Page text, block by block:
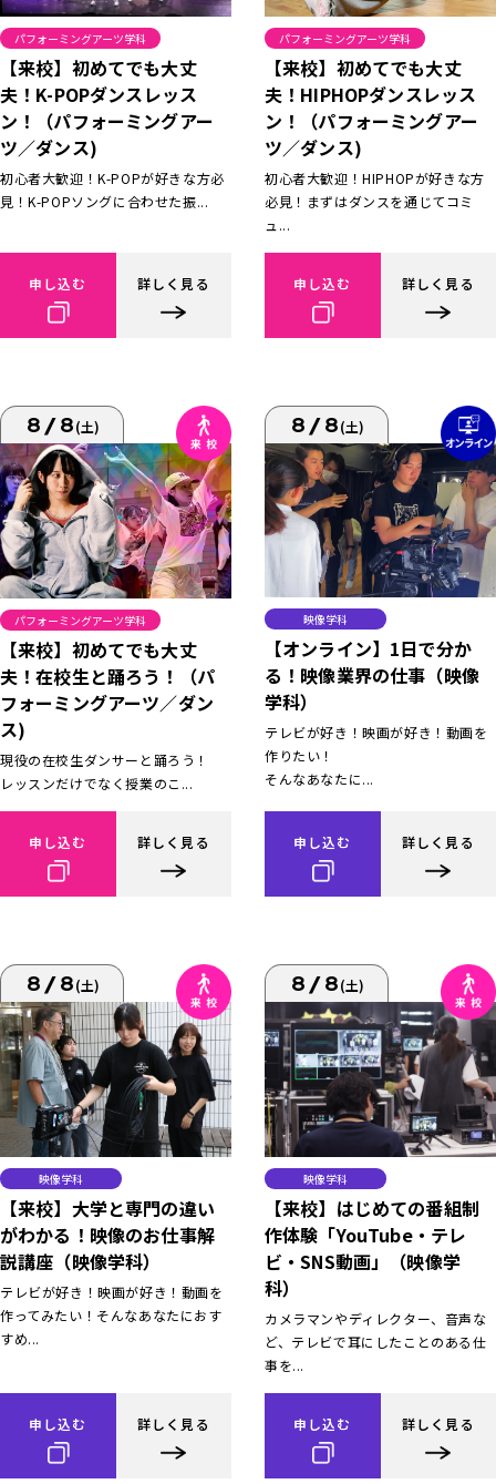
パフォーミングアーツ学科
【来校】初めてでも大丈
夫！K-POPダンスレッス
ン！（パフォーミングアー
ツ／ダンス)
初心者大歓迎！K-POPが好きな方必
見！K-POPソングに合わせた振...
申し込む 詳しく見る
パフォーミングアーツ学科
【来校】初めてでも大丈
夫！HIPHOPダンスレッス
ン！（パフォーミングアー
ツ／ダンス)
初心者大歓迎！HIPHOPが好きな方
必見！まずはダンスを通じてコミ
ュ...
申し込む 詳しく見る
8/8(土)
パフォーミングアーツ学科
【来校】初めてでも大丈
夫！在校生と踊ろう！（パ
フォーミングアーツ／ダン
ス)
現役の在校生ダンサーと踊ろう！
レッスンだけでなく授業のこ...
申し込む 詳しく見る
8/8(土)
映像学科
【オンライン】1日で分か
る！映像業界の仕事（映像
学科）
テレビが好き！映画が好き！動画を
作りたい！
そんなあなたに...
申し込む 詳しく見る
8/8(土)
映像学科
【来校】大学と専門の違い
がわかる！映像のお仕事解
説講座（映像学科）
テレビが好き！映画が好き！動画を
作ってみたい！そんなあなたにおす
すめ...
申し込む 詳しく見る
8/8(土)
映像学科
【来校】はじめての番組制
作体験「YouTube・テレ
ビ・SNS動画」（映像学
科）
カメラマンやディレクター、音声な
ど、テレビで耳にしたことのある仕
事を...
申し込む 詳しく見る